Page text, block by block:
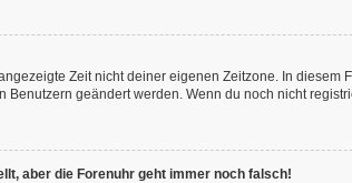
Zeit nicht deiner eigenen Zeitzone. In diesem
Benutzern geändert werden. Wenn du noch nicht
aber die Forenuhr geht immer noch falsch!